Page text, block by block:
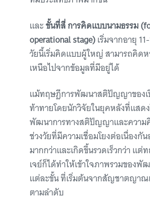
และขั้นที่สี่ การคิดแบบนามธรรม
operational stage)เริ่มจากอายุ
วัยนี้เริ่มคิดแบบผู้ใหญ่ สามารถคิด
เหนือไปจากข้อมูลที่มีอยู่ได้
แม้ทฤษฎีการพัฒนาสติปัญญาของเ
ท้าทายโดยนักวิจัยในยุคหลังที่แสด
พัฒนาการทางสติปัญญาและความ
ช่วงวัยที่มีความเชื่อมโยงต่อเนื่องกั
มากกว่าและเกิดขึ้นรวดเร็วกว่า แต่
เจย์ก็ได้ทำให้เข้าใจภาพรวมของพั
แต่ละขั้น ที่เริ่มต้นจากสัญชาตญา
ตามลำดับ